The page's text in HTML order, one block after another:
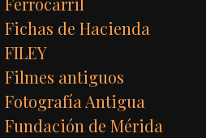
Fichas de Hacienda
FILEY
Filmes antiguos
Fotografía Antigua
Fundación de Mérida